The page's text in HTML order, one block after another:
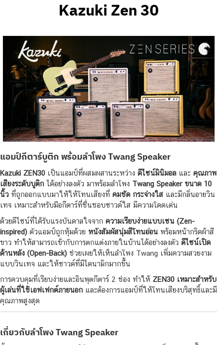
Kazuki Zen 30
แอมป์กีตาร์บูติก พร้อมลำโพง Twang Speaker
Kazuki ZEN30 เป็นแอมป์ที่ผสมผสานระหว่าง ดีไซน์มินิมอล และ คุณภาพ
เสียงระดับบูติก ได้อย่างลงตัว มาพร้อมลำโพง Twang Speaker ขนาด 10
นิ้ว ที่ถูกออกแบบมาให้ให้โทนเสียงที่ คมชัด กระจ่างใส และมีกลิ่นอายวิน
เทจ เหมาะสำหรับมือกีตาร์ที่ชื่นชอบซาวด์ใส มีความโดดเด่น
ด้วยดีไซน์ที่ได้รับแรงบันดาลใจจาก ความเรียบง่ายแบบเซน (Zen-
inspired) ตัวแอมป์ถูกหุ้มด้วย หนังสัมผัสนุ่มสีโทนอ่อน พร้อมหน้ากริดผ้าสี
ขาว ทำให้สามารถเข้ากับการตกแต่งภายในบ้านได้อย่างลงตัว ดีไซน์เปิด
ด้านหลัง (Open-Back) ช่วยเผยให้เห็นลำโพง Twang เพิ่มความสวยงาม
แบบวินเทจ และให้ซาวด์ที่มีไดนามิกมากขึ้น
การควบคุมที่เรียบง่ายและอินพุตกีตาร์ 2 ช่อง ทำให้ ZEN30 เหมาะสำหรับ
ผู้เล่นที่ใช้เอฟเฟกต์ภายนอก และต้องการแอมป์ที่ให้โทนเสียงบริสุทธิ์และมี
คุณภาพสูงสุด
เกี่ยวกับลำโพง Twang Speaker